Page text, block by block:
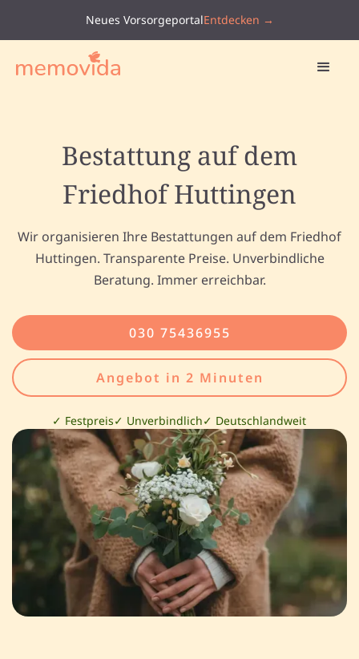
Neues VorsorgeportalEntdecken →
Bestattung auf dem
Friedhof Huttingen
Wir organisieren Ihre Bestattungen auf dem Friedhof
Huttingen. Transparente Preise. Unverbindliche
Beratung. Immer erreichbar.
030 75436955
Angebot in 2 Minuten
✓ Festpreis✓ Unverbindlich✓ Deutschlandweit